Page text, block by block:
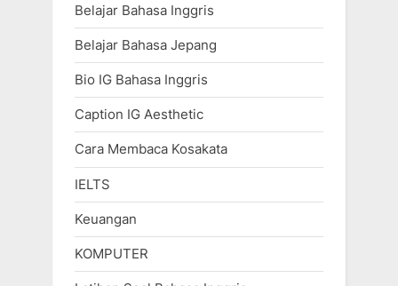
Belajar Bahasa Inggris
Belajar Bahasa Jepang
Bio IG Bahasa Inggris
Caption IG Aesthetic
Cara Membaca Kosakata
IELTS
Keuangan
KOMPUTER